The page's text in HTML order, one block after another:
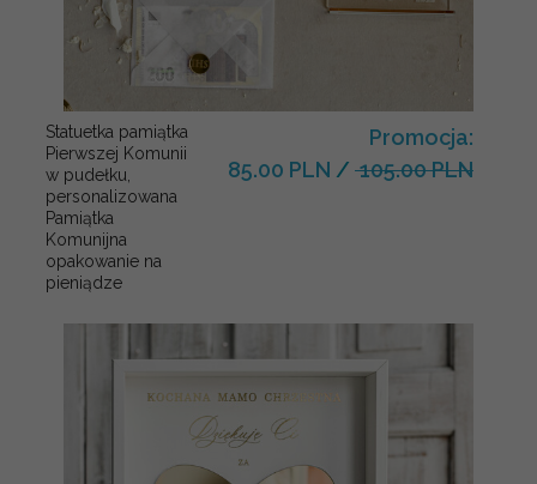
Statuetka pamiątka
Pierwszej Komunii
w pudełku,
personalizowana
Pamiątka
Komunijna
opakowanie na
pieniądze
Promocja:
85.00 PLN / 105.00 PLN